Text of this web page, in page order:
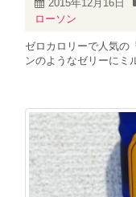
2015年12月16日
ローソン
ゼロカロリーで人気の
ンのようなゼリーにミ